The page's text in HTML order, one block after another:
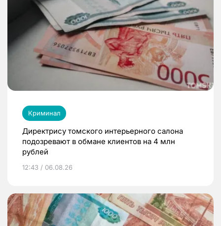
Криминал
Директрису томского интерьерного салона
подозревают в обмане клиентов на 4 млн
рублей
12:43 / 06.08.26